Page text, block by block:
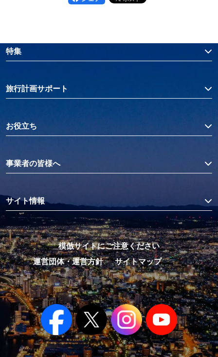
特集
旅行計画サポート
お役立ち
事業者の皆様へ
サイト情報
模倣サイトにご注意ください
運営団体・運営方針
サイトマップ